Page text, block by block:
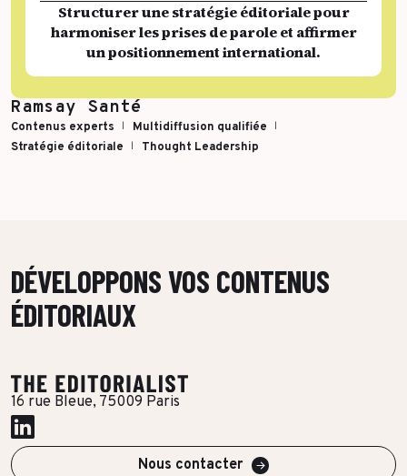
Structurer une stratégie éditoriale pour
harmoniser les prises de parole et affirmer
un positionnement international.
Ramsay Santé
Contenus experts
Multidiffusion qualifiée
Stratégie éditoriale
Thought Leadership
DÉVELOPPONS VOS CONTENUS
ÉDITORIAUX
16 rue Bleue, 75009 Paris
Nous contacter